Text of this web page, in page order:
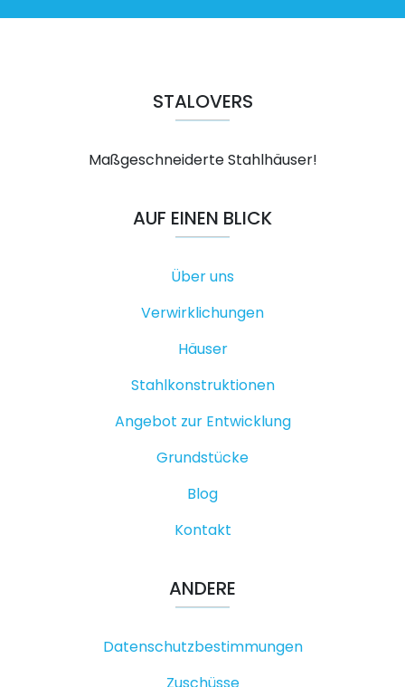
STALOVERS
Maßgeschneiderte Stahlhäuser!
AUF EINEN BLICK
Über uns
Verwirklichungen
Häuser
Stahlkonstruktionen
Angebot zur Entwicklung
Grundstücke
Blog
Kontakt
ANDERE
Datenschutzbestimmungen